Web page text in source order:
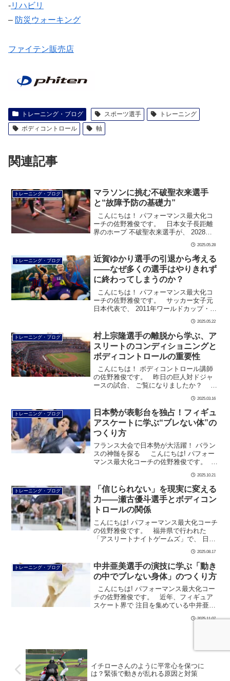
‐リハビリ
– 防災ウォーキング
ファイテン販売店
トレーニング・ブログ スポーツ選手
トレーニング
ボディコントロール
軸
関連記事
トレーニング・ブログ
マラソンに挑む不破聖衣来選手
と“故障予防の基礎力”
こんにちは！ パフォーマンス最大化コ
ーチの佐野雅俊です。 日本女子長距離
界のホープ 不破聖衣来選手が、 2028年
指し、 ついに実業団ランナーとして スタ
[…]
2025.05.28
トレーニング・ブログ
近賀ゆかり選手の引退から考える
――なぜ多くの選手はやりきれず
に終わってしまうのか？
こんにちは！ パフォーマンス最大化コ
ーチの佐野雅俊です。 サッカー女子元
日本代表で、 2011年ワールドカップ・ド
賀ゆかり選手が、 現役引退を表明しまし
た […]
2025.05.22
トレーニング・ブログ
村上宗隆選手の離脱から学ぶ、ア
スリートのコンディショニングと
ボディコントロールの重要性
こんにちは！ ボディコントロール講師
の佐野雅俊です。 昨日の巨人対ドジャ
ースの試合、 ご覧になりましたか？
2025.03.16
トレーニング・ブログ
日本勢が表彰台を独占！フィギュ
アスケートに学ぶ“ブレない体”の
つくり方
フランス大会で日本勢が大活躍！ バラン
スの神髄を探る こんにちは! パフォー
マンス最大化コーチの佐野雅俊です。
日本人選手の活躍が光っていま […]2025.10.21
トレーニング・ブログ
「信じられない」を現実に変える
力――瀬古優斗選手とボディコン
トロールの関係
こんにちは! パフォーマンス最大化コーチ
の佐野雅俊です。 福井県で行われた
「アスリートナイトゲームズ」で、 日本
男子走り高跳びで瀬古優斗選手が 2メー
ト […]
2025.08.17
トレーニング・ブログ
中井亜美選手の演技に学ぶ「動き
の中でブレない身体」のつくり方
こんにちは! パフォーマンス最大化コー
チの佐野雅俊です。 近年、フィギュア
スケート界で 注目を集めている中井亜美
2025.11.07
イチローさんのように平常心を保つに
は？緊張で動きが乱れる原因と対策